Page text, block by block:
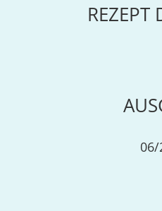
REZEPT
06/